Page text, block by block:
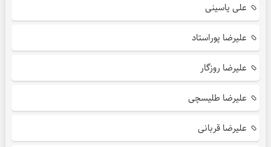
علی یاسینی
علیرضا پوراستاد
علیرضا روزگار
علیرضا طلیسچی
علیرضا قربانی